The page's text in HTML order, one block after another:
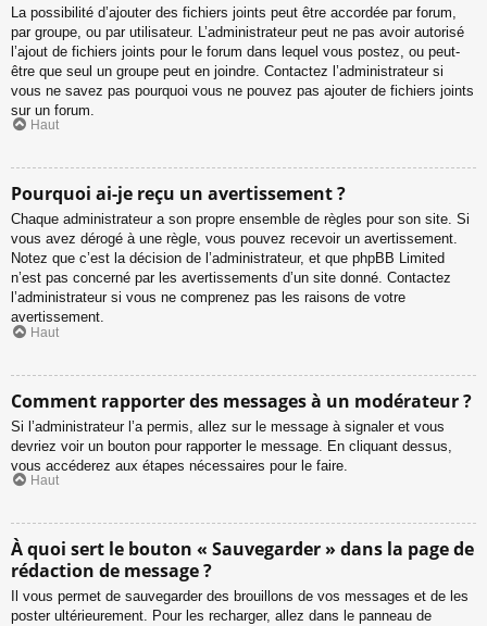
La possibilité d’ajouter des fichiers joints peut être accordée par forum,
par groupe, ou par utilisateur. L’administrateur peut ne pas avoir autorisé
l’ajout de fichiers joints pour le forum dans lequel vous postez, ou peut-
être que seul un groupe peut en joindre. Contactez l’administrateur si
vous ne savez pas pourquoi vous ne pouvez pas ajouter de fichiers joints
sur un forum.
Haut
Pourquoi ai-je reçu un avertissement ?
Chaque administrateur a son propre ensemble de règles pour son site. Si
vous avez dérogé à une règle, vous pouvez recevoir un avertissement.
Notez que c’est la décision de l’administrateur, et que phpBB Limited
n’est pas concerné par les avertissements d’un site donné. Contactez
l’administrateur si vous ne comprenez pas les raisons de votre
avertissement.
Haut
Comment rapporter des messages à un modérateur ?
Si l’administrateur l’a permis, allez sur le message à signaler et vous
devriez voir un bouton pour rapporter le message. En cliquant dessus,
vous accéderez aux étapes nécessaires pour le faire.
Haut
À quoi sert le bouton « Sauvegarder » dans la page de
rédaction de message ?
Il vous permet de sauvegarder des brouillons de vos messages et de les
poster ultérieurement. Pour les recharger, allez dans le panneau de